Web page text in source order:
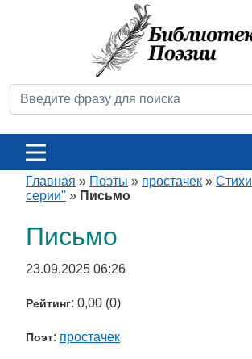
Главная » Поэты » простачек » Стихи
серии" » Письмо
Письмо
23.09.2025 06:26
Рейтинг: 0,00 (0)
Поэт: простачек